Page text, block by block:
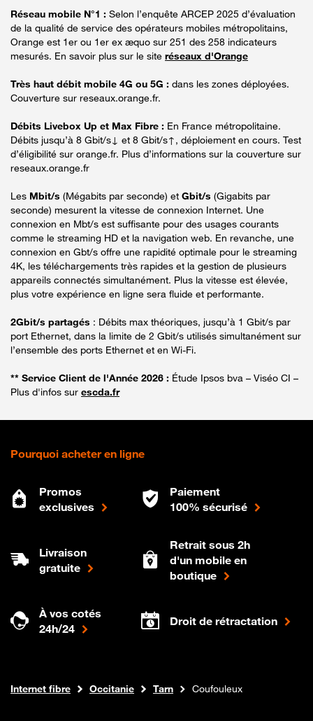
Réseau mobile N°1 : Selon l’enquête ARCEP 2025 d’évaluation
de la qualité de service des opérateurs mobiles métropolitains,
Orange est 1er ou 1er ex æquo sur 251 des 258 indicateurs
mesurés. En savoir plus sur le site réseaux d'Orange
Très haut débit mobile 4G ou 5G : dans les zones déployées.
Couverture sur reseaux.orange.fr.
Débits Livebox Up et Max Fibre : En France métropolitaine.
Débits jusqu’à 8 Gbit/s↓ et 8 Gbit/s↑, déploiement en cours. Test
d’éligibilité sur orange.fr. Plus d’informations sur la couverture sur
reseaux.orange.fr
Les Mbit/s (Mégabits par seconde) et Gbit/s (Gigabits par
seconde) mesurent la vitesse de connexion Internet. Une
connexion en Mbt/s est suffisante pour des usages courants
comme le streaming HD et la navigation web. En revanche, une
connexion en Gbt/s offre une rapidité optimale pour le streaming
4K, les téléchargements très rapides et la gestion de plusieurs
appareils connectés simultanément. Plus la vitesse est élevée,
plus votre expérience en ligne sera fluide et performante.
2Gbit/s partagés : Débits max théoriques, jusqu’à 1 Gbit/s par
port Ethernet, dans la limite de 2 Gbit/s utilisés simultanément sur
l’ensemble des ports Ethernet et en Wi-Fi.
** Service Client de l'Année 2026 : Étude Ipsos bva – Viséo CI –
Plus d'infos sur escda.fr
Pourquoi acheter en ligne
Promos
exclusives
Paiement
100% sécurisé
Livraison
gratuite
Retrait sous 2h
d'un mobile en
boutique
À vos cotés
24h/24
Droit de rétractation
Boutique Orange
Internet fibre Occitanie Tarn Coufouleux